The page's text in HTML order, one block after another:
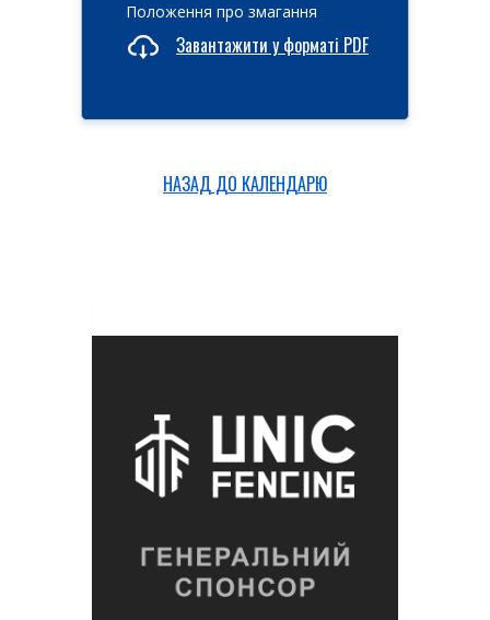
Положення про змагання
Завантажити у форматі PDF
НАЗАД ДО КАЛЕНДАРЮ